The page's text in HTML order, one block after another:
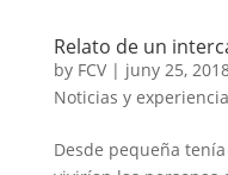
Relato de un
by FCV| juny 25,
Noticias y
Desde pequeña